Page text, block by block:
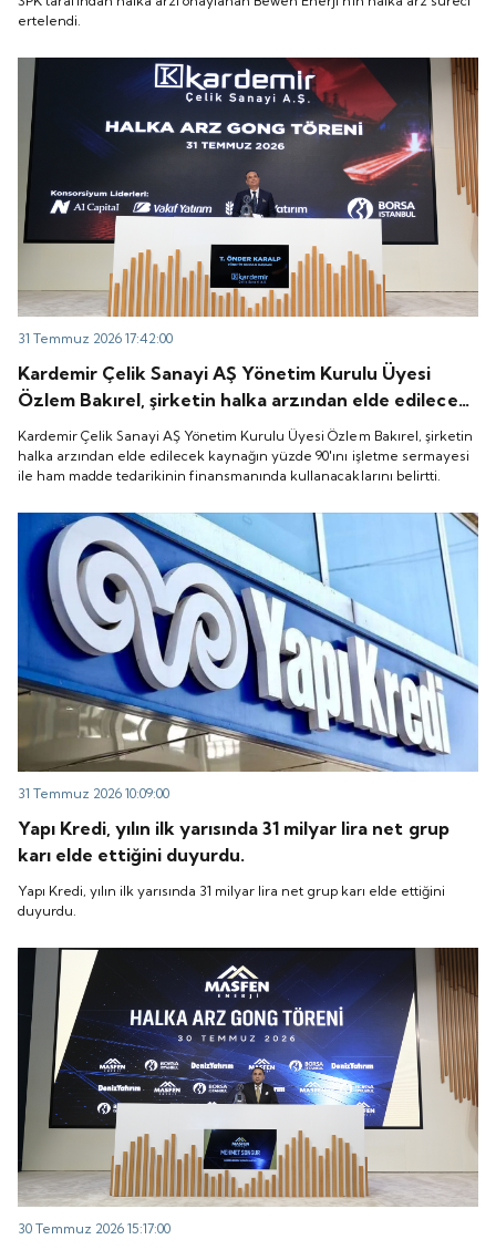
ertelendi.
31 Temmuz 2026 17:42:00
Kardemir Çelik Sanayi AŞ Yönetim Kurulu Üyesi
Özlem Bakırel, şirketin halka arzından elde edilecek
kaynağın yüzde 90'ını işletme sermayesi ile ham
madde tedarikinin finansmanında kullanacaklarını
belirtti.
Kardemir Çelik Sanayi AŞ Yönetim Kurulu Üyesi Özlem Bakırel, şirketin
halka arzından elde edilecek kaynağın yüzde 90'ını işletme sermayesi
ile ham madde tedarikinin finansmanında kullanacaklarını belirtti.
31 Temmuz 2026 10:09:00
Yapı Kredi, yılın ilk yarısında 31 milyar lira net grup
karı elde ettiğini duyurdu.
Yapı Kredi, yılın ilk yarısında 31 milyar lira net grup karı elde ettiğini
duyurdu.
30 Temmuz 2026 15:17:00